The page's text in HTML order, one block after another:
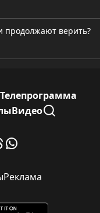
верить?
Телепрограмма
Видео
Реклама